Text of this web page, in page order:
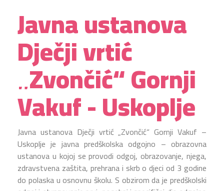
Javna ustanova
Dječji vrtić
„Zvončić“ Gornji
Vakuf - Uskoplje
Javna ustanova Dječji vrtić „Zvončić“ Gornji Vakuf –
Uskoplje je javna predškolska odgojno – obrazovna
ustanova u kojoj se provodi odgoj, obrazovanje, njega,
zdravstvena zaštita, prehrana i skrb o djeci od 3 godine
do polaska u osnovnu školu. S obzirom da je predškolski